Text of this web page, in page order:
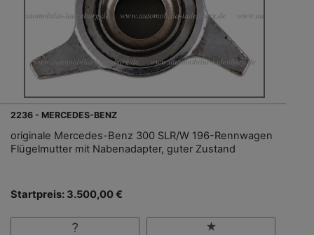
2236 - MERCEDES-BENZ
originale Mercedes-Benz 300 SLR/W 196-Rennwagen
Flügelmutter mit Nabenadapter, guter Zustand
Startpreis: 3.500,00 €